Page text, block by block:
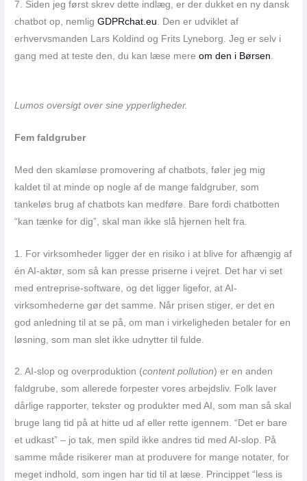
7. Siden jeg først skrev dette indlæg, er der dukket en ny dansk
chatbot op, nemligGDPRchat.eu. Den er udviklet af
erhvervsmanden Lars Koldind og Frits Lyneborg. Jeg er selv i
gang med at teste den, du kan læse mereom den i Børsen.
Lumos oversigt over sine ypperligheder.
Fem faldgruber
Med den skamløse promovering af chatbots, føler jeg mig
kaldet til at minde op nogle af de mange faldgruber, som
tankeløs brug af chatbots kan medføre. Bare fordi chatbotten
“kan tænke for dig”, skal man ikke slå hjernen helt fra.
1. For virksomheder ligger der en risiko i at blive for afhængig af
én AI-aktør, som så kan presse priserne i vejret. Det har vi set
med entreprise-software, og det ligger ligefor, at AI-
virksomhederne gør det samme. Når prisen stiger, er det en
god anledning til at se på, om man i virkeligheden betaler for en
løsning, som man slet ikke udnytter til fulde.
2. AI-slop og overproduktion (content pollution) er en anden
faldgrube, som allerede forpester vores arbejdsliv. Folk laver
dårlige rapporter, tekster og produkter med AI, som man så skal
bruge lang tid på at hitte ud af eller rette igennem. “Det er bare
et udkast” – jo tak, men spild ikke andres tid med AI-slop. På
samme måde risikerer man at produvere for mange notater, for
meget indhold, som ingen har tid til at læse. Princippet “less is